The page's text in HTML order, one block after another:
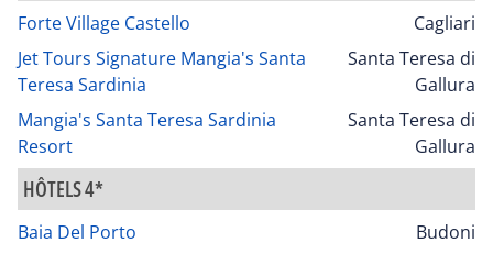
Forte Village Castello
Cagliari
Jet Tours Signature Mangia's Santa
Teresa Sardinia
Santa Teresa di
Gallura
Mangia's Santa Teresa Sardinia
Resort
Santa Teresa di
Gallura
HÔTELS 4*
Baia Del Porto
Budoni